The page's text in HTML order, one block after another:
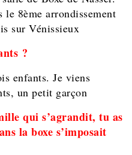
le 8ème arrondissement
sur Vénissieux
?
enfants. Je viens
un petit garçon
qui s’agrandit, tu as
la boxe s’imposait